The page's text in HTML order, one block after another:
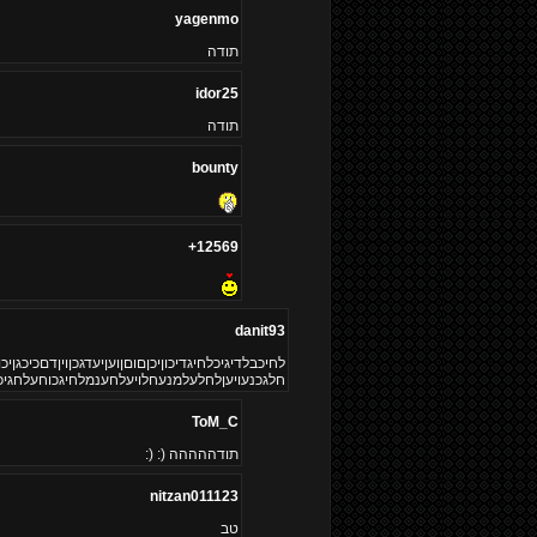
yagenmo
תודה
idor25
תודה
bounty
12569+
danit93
ToM_C
תודההההה (: (:
nitzan011123
טב